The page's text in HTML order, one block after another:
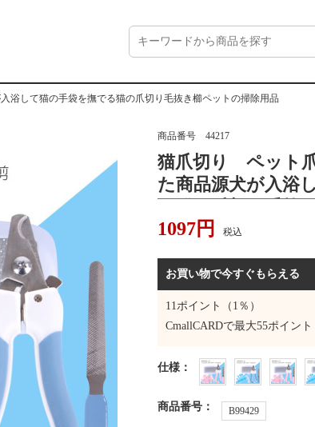
して猫の手袋を撫でる猫の爪切り毛抜き櫛ペットの掃除用品
商品番号 44217
猫爪切り ペット
た商品源犬が入浴
品
1097円 税込
お買い物で今すぐもらえる
11ポイント（1％）
CmallCARDで最大55ポイント
仕様 ：
商品番号 ： B99429